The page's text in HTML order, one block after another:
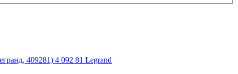
409281) 4 092 81 Legrand